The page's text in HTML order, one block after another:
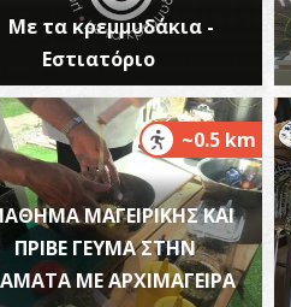
Με τα κρεμμυδάκια -
Εστιατόριο
~0.5 km
ΜΑΓΕΙΡΙΚΗΣ ΚΑΙ
ΠΡΙΒΕ ΓΕΥΜΑ ΣΤΗΝ
ΜΕ ΑΡΧΙΜΑΓΕΙΡΑ